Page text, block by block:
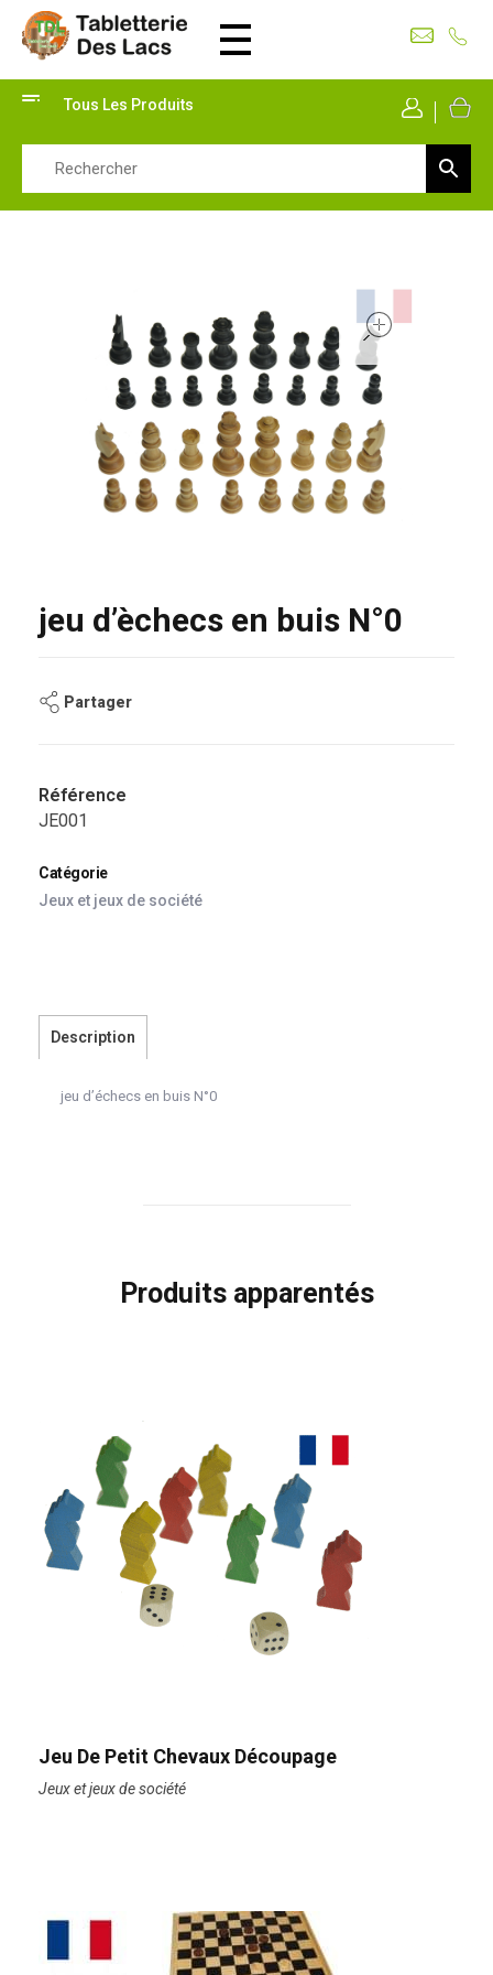
Tabletterie des Lacs
Tous Les Produits Mon
jeu d’èchecs en buis N°0
Partager
Référence
JE001
Catégorie
Jeux et jeux de société
Description
jeu d’échecs en buis N°0
Produits apparentés
Jeu De Petit Chevaux Découpage
Jeux et jeux de société